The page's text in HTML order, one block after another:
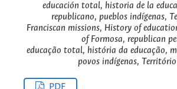
educación total, historia de la
republicano, pueblos indígenas,
Franciscan missions, History of
of Formosa, republican
educação total, história da educação,
povos indígenas,
PDF